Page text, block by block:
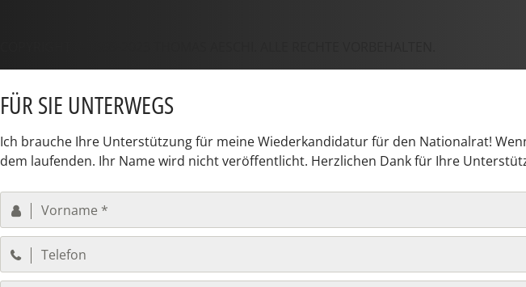
FÜR SIE UNTERWEGS
Ich brauche Ihre Unterstützung für meine Wiederkandidatur für den Nationalrat!
dem laufenden. Ihr Name wird nicht veröffentlicht. Herzlichen Dank für Ihre